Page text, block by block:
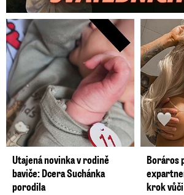
Utajená novinka v rodině
baviče: Dcera Suchánka
porodila
Boráros
krok